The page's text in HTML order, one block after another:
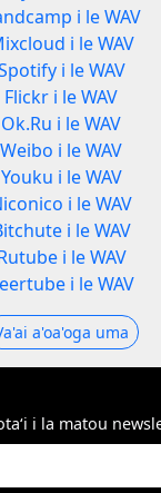
i le WAV
i le WAV
i le WAV
Flickr i le WAV
Ok.Ru i le WAV
Weibo i le WAV
Youku i le WAV
i le WAV
i le WAV
i le WAV
i le WAV
a'oa'oga uma
i la matou